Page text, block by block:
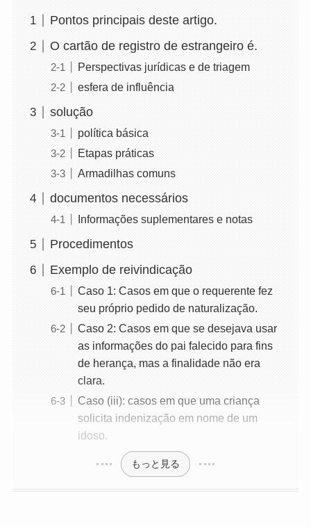
Pontos principais deste artigo.
O cartão de registro de estrangeiro é.
Perspectivas jurídicas e de triagem
esfera de influência
solução
política básica
Etapas práticas
Armadilhas comuns
documentos necessários
Informações suplementares e notas
Procedimentos
Exemplo de reivindicação
Caso 1: Casos em que o requerente fez
seu próprio pedido de naturalização.
Caso 2: Casos em que se desejava usar
as informações do pai falecido para fins
de herança, mas a finalidade não era
clara.
Caso (iii): casos em que uma criança
solicita indenização em nome de um
idoso.
もっと見る